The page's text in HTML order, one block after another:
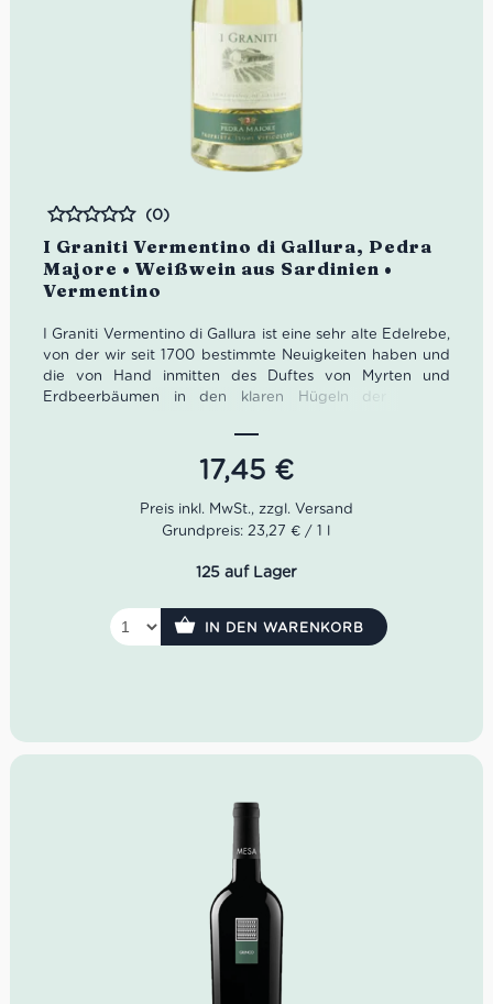
I Graniti Vermentino di Gallura, Pedra
Majore • Weißwein aus Sardinien •
Vermentino
Bewertet
(0)
I Graniti Vermentino di Gallura ist eine sehr alte Edelrebe,
von der wir seit 1700 bestimmte Neuigkeiten haben und
die von Hand inmitten des Duftes von Myrten und
Erdbeerbäumen in den klaren Hügeln der Gallura
aus den Weinbergen des Bauernhofs „Stazzo di Ladas“,
der nicht weit von der Costa Smeralda und 8 km von den
Granitgipfeln des Monte Limbara entfernt liegt.
Strohgelbe Farbe mit leicht grünlichen Reflexen, brillant.
Das Bouquet ist intensiv, breit und anhaltend mit
pflanzlichen, blumigen Ginster- und fruchtigen
Pfirsichnoten. Der Geschmack ist warm, weich und
umhüllend, mit einer langen geschmacklichen und
olfaktorischen Persistenz. Der Abgang endet mit einer
fruchtigen Pfirsichnote.
17,45 €
Grundpreis: 23,27 € / 1 l
125 auf Lager
IN DEN WARENKORB